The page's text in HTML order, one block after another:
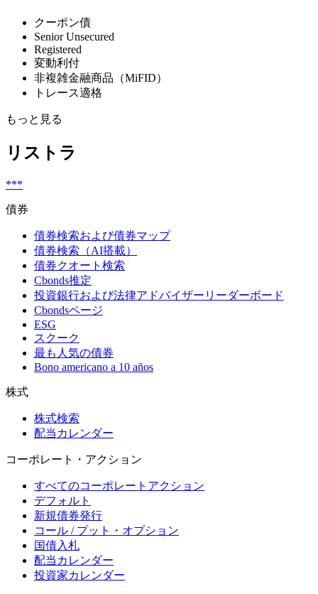
クーポン債
Senior Unsecured
Registered
変動利付
非複雑金融商品（MiFID）
トレース適格
もっと見る
リストラ
***
債券
債券検索および債券マップ
債券検索（AI搭載）
債券クオート検索
Cbonds推定
投資銀行および法律アドバイザーリーダーボード
Cbondsページ
ESG
スクーク
最も人気の債券
Bono americano a 10 años
株式
株式検索
配当カレンダー
コーポレート・アクション
すべてのコーポレートアクション
デフォルト
新規債券発行
コール / プット・オプション
国債入札
配当カレンダー
投資家カレンダー